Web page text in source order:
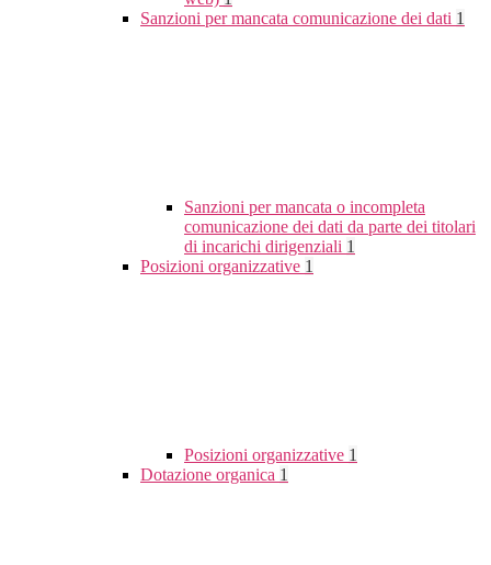
Sanzioni per mancata comunicazione dei dati 1
Sanzioni per mancata o incompleta
comunicazione dei dati da parte dei titolari
di incarichi dirigenziali 1
Posizioni organizzative 1
Posizioni organizzative 1
Dotazione organica 1